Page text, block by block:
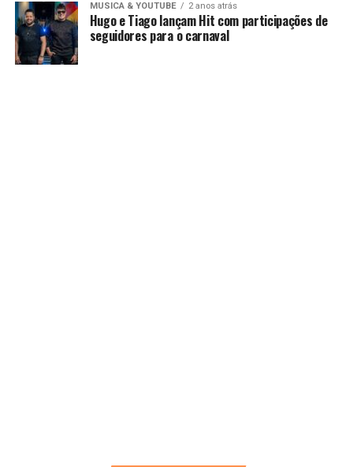
MUSICA & YOUTUBE 2 anos atrás
Hugo e Tiago lançam Hit com participações de
seguidores para o carnaval